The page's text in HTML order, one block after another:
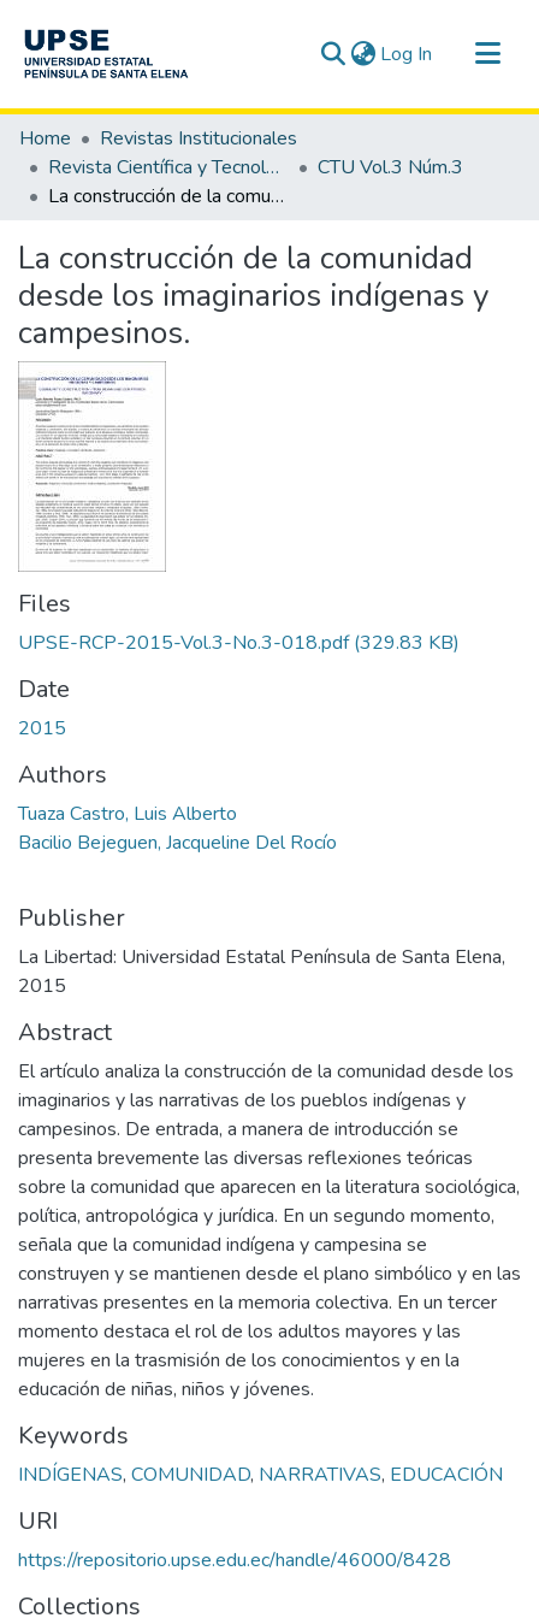
Log In (current)
Communities & Collections
All of DSpace
Statistics
Home
Revistas Institucionales
Revista Científica y Tecnológica UPSE - CTU
CTU Vol.3 Núm.3
La construcción de la comunidad desde los imaginarios indígenas y campesinos.
La construcción de la comunidad
desde los imaginarios indígenas y
campesinos.
Files
UPSE-RCP-2015-Vol.3-No.3-018.pdf(329.83 KB)
Date
2015
Authors
Tuaza Castro, Luis Alberto
Bacilio Bejeguen, Jacqueline Del Rocío
Publisher
La Libertad: Universidad Estatal Península de Santa Elena,
2015
Abstract
El artículo analiza la construcción de la comunidad desde los
imaginarios y las narrativas de los pueblos indígenas y
campesinos. De entrada, a manera de introducción se
presenta brevemente las diversas reflexiones teóricas
sobre la comunidad que aparecen en la literatura sociológica,
política, antropológica y jurídica. En un segundo momento,
señala que la comunidad indígena y campesina se
construyen y se mantienen desde el plano simbólico y en las
narrativas presentes en la memoria colectiva. En un tercer
momento destaca el rol de los adultos mayores y las
mujeres en la trasmisión de los conocimientos y en la
educación de niñas, niños y jóvenes.
Keywords
INDÍGENAS, COMUNIDAD, NARRATIVAS, EDUCACIÓN
URI
https://repositorio.upse.edu.ec/handle/46000/8428
Collections